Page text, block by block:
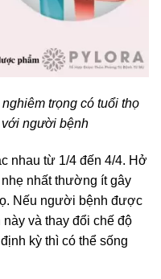
trọng có tuổi thọ
người bệnh
nhau từ 1/4 đến 4/4. Hở
nhất thường ít gây
Nếu người bệnh được
và thay đổi chế độ
kỳ thì có thể sống